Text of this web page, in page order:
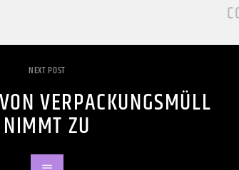
NEXT POST
VERPACKUNGSMÜLL
NIMMT ZU